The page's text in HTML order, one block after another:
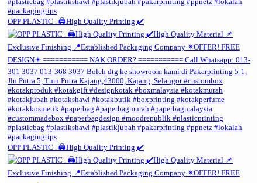
OPP PLASTIC . 🖨️High Quality Printing ✔️
OPP PLASTIC . 🖨️High Quality Printing ✔️